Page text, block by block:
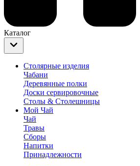
Каталог
Столярные изделия
Чабани
Деревянные полки
Доски сервировочные
Столы & Столешницы
Мой Чай
Чай
Травы
Сборы
Напитки
Принадлежности